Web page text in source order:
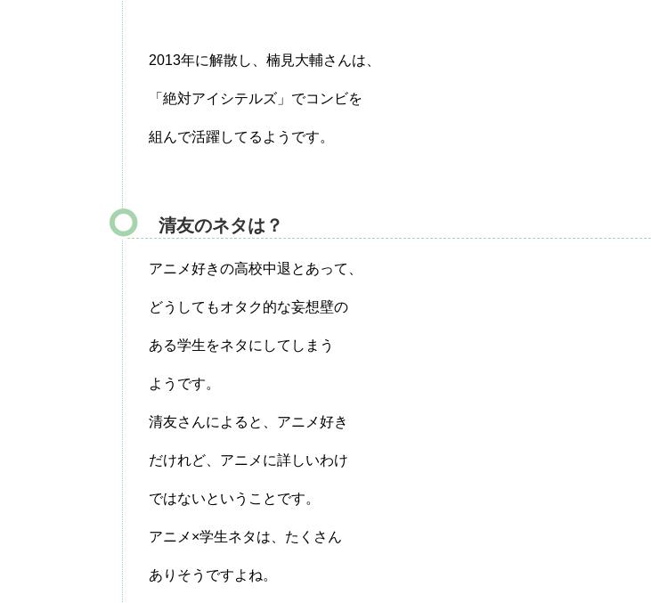
2013年に解散し、楠見大輔さんは、
「絶対アイシテルズ」でコンビを
組んで活躍してるようです。
清友のネタは？
アニメ好きの高校中退とあって、
どうしてもオタク的な妄想壁の
ある学生をネタにしてしまう
ようです。
清友さんによると、アニメ好き
だけれど、アニメに詳しいわけ
ではないということです。
アニメ×学生ネタは、たくさん
ありそうですよね。